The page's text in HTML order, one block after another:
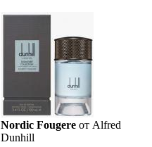
Nordic Fougere от Alfred
Dunhill